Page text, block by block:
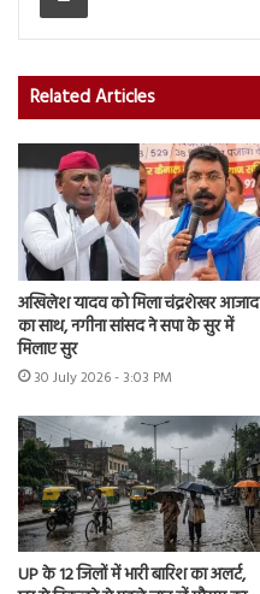
Related Articles
अखिलेश यादव को मिला चंद्रशेखर आजाद
का साथ, नगीना सांसद ने सपा के सुर में
मिलाए सुर
30 July 2026 - 3:03 PM
UP के 12 जिलों में भारी बारिश का अलर्ट,